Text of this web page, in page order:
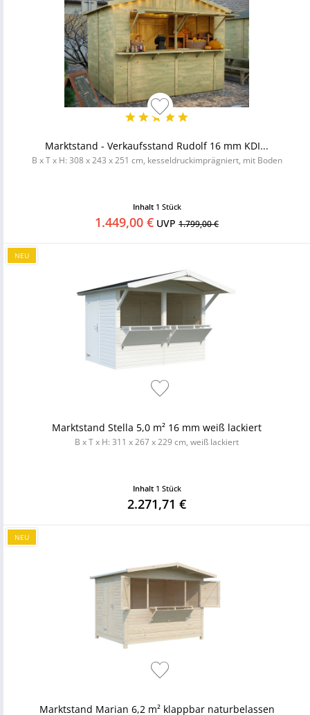
Marktstand - Verkaufsstand Rudolf 16 mm KDI...
B x T x H: 308 x 243 x 251 cm, kesseldruckimprägniert, mit Boden
Inhalt 1 Stück
1.449,00 € UVP 1.799,00 €
NEU
Marktstand Stella 5,0 m² 16 mm weiß lackiert
B x T x H: 311 x 267 x 229 cm, weiß lackiert
Inhalt 1 Stück
2.271,71 €
NEU
Marktstand Marian 6,2 m² klappbar naturbelassen